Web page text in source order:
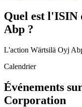
Quel est l'ISIN
Abp ?
L'action Wärtsilä Oyj
Calendrier
Événements
Corporation